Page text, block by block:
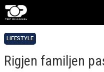
LIFESTYLE
Rigjen familjen